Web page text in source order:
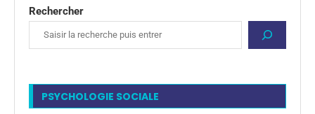
Rechercher
PSYCHOLOGIE SOCIALE